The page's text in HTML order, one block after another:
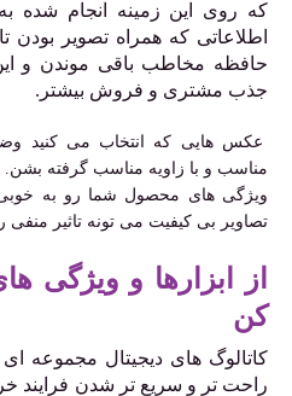
اطلاعاتی که همراه تصویر
حافظه مخاطب باقی موندن و
جذب مشتری و فروش بیشتر.
عکس هایی که انتخاب می کنید
مناسب و با زاویه مناسب گرفته بشن.
ویژگی های محصول شما رو به
تصاویر بی کیفیت می تونه تاثیر
از ابزارها و ویژگی
کن
کاتالوگ های دیجیتال مجموعه
راحت تر و سریع تر شدن فرایند